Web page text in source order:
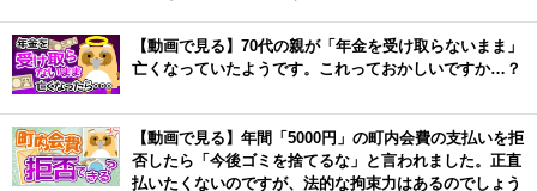
【動画で見る】70代の親が「年金を受け取らないまま」
亡くなっていたようです。これっておかしいですか…？
【動画で見る】年間「5000円」の町内会費の支払いを拒
否したら「今後ゴミを捨てるな」と言われました。正直
払いたくないのですが、法的な拘束力はあるのでしょう